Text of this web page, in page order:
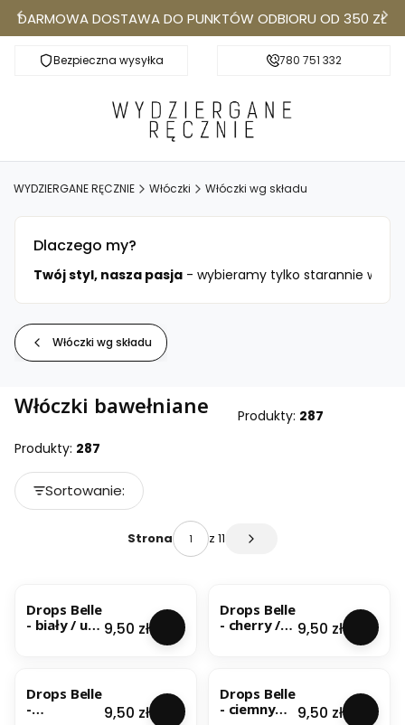
DARMOWA DOSTAWA DO PUNKTÓW ODBIORU OD 350 ZŁ
Bezpieczna wysyłkaDarmowa dostawa do Punktów Odbioru od
780 751 332
WYDZIERGANE RĘCZNIE Włóczki Włóczki wg składu
Dlaczego my?
Twój styl, nasza pasja - wybieramy tylko starannie
Włóczki wg składu
Włóczki bawełniane Produkty: 287
Produkty: 287
Lista produktów
Sortowanie:
Domyślne
Strona z 11 Następne produkty
Drops Belle
- biały / uni Cena
9,50 zł
Drops Belle
- cherry /
Cena
9,50 zł
Drops Belle
-
Cena
9,50 zł
Drops Belle
- ciemny
Cena
9,50 zł